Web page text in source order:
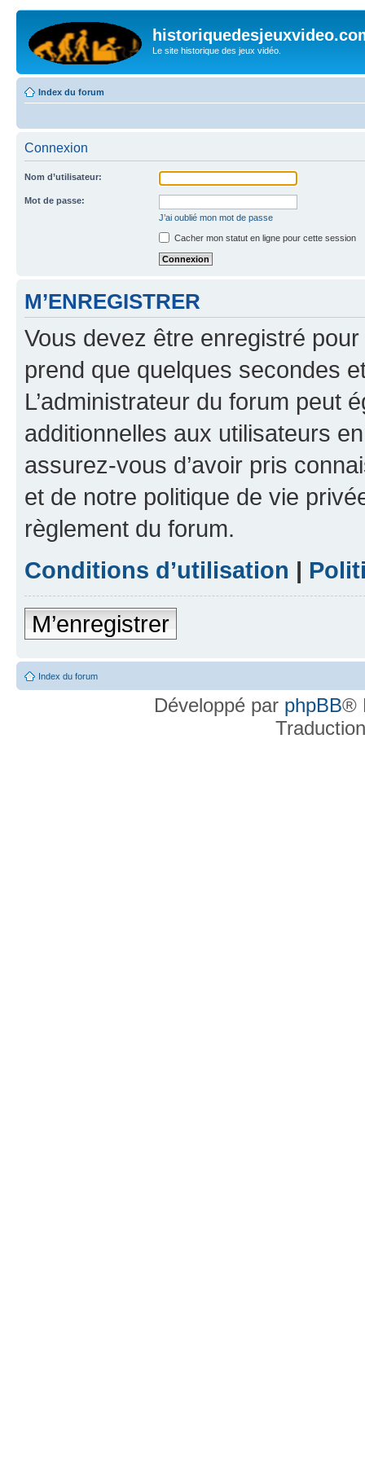
Le site historique des jeux vidéo.
Index du forum
Connexion
Nom d’utilisateur:
Mot de passe:
J’ai oublié mon mot de passe
Cacher mon statut en ligne pour cette session
M’ENREGISTRER
Vous devez être enregistré
prend que quelques secondes
L’administrateur du forum peut
additionnelles aux utilisateurs
assurez-vous d’avoir pris
et de notre politique de vie
règlement du forum.
Conditions d’utilisation |
M’enregistrer
Index du forum
Développé par phpBB®